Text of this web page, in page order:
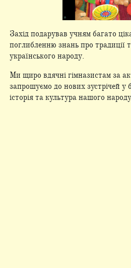
Захід подарував учням багато
поглибленню знань про традиції
українського народу.
Ми щиро вдячні гімназистам за
запрошуємо до нових зустрічей у
історія та культура нашого